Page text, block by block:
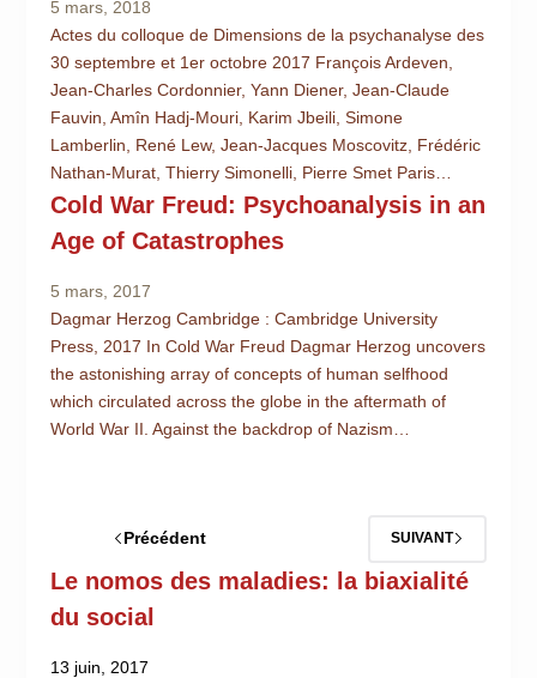
5 mars, 2018
Actes du colloque de Dimensions de la psychanalyse des
30 septembre et 1er octobre 2017 François Ardeven,
Jean-Charles Cordonnier, Yann Diener, Jean-Claude
Fauvin, Amîn Hadj-Mouri, Karim Jbeili, Simone
Lamberlin, René Lew, Jean-Jacques Moscovitz, Frédéric
Nathan-Murat, Thierry Simonelli, Pierre Smet Paris…
Cold War Freud: Psychoanalysis in an
Age of Catastrophes
5 mars, 2017
Dagmar Herzog Cambridge : Cambridge University
Press, 2017 In Cold War Freud Dagmar Herzog uncovers
the astonishing array of concepts of human selfhood
which circulated across the globe in the aftermath of
World War II. Against the backdrop of Nazism…
Précédent SUIVANT
Le nomos des maladies: la biaxialité
du social
13 juin, 2017